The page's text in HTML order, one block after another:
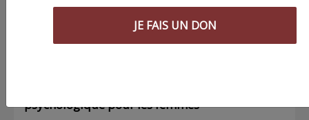
AGORA
psychologique pour les femmes
JE FAIS UN DON